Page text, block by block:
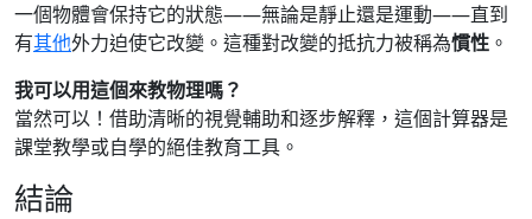
一個物體會保持它的狀態——無論是靜止還是運動——直到
有其他外力迫使它改變。這種對改變的抵抗力被稱為慣性 。
我可以用這個來教物理嗎？
當然可以！借助清晰的視覺輔助和逐步解釋，這個計算器是
課堂教學或自學的絕佳教育工具。
結論